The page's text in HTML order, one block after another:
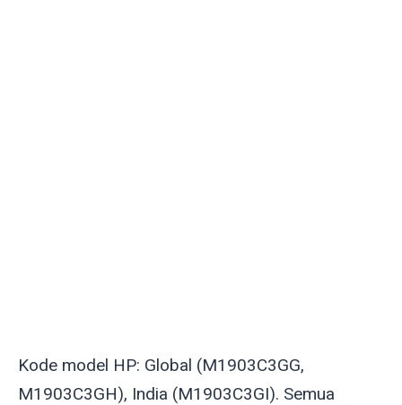
Kode model HP: Global (M1903C3GG,
M1903C3GH), India (M1903C3GI). Semua